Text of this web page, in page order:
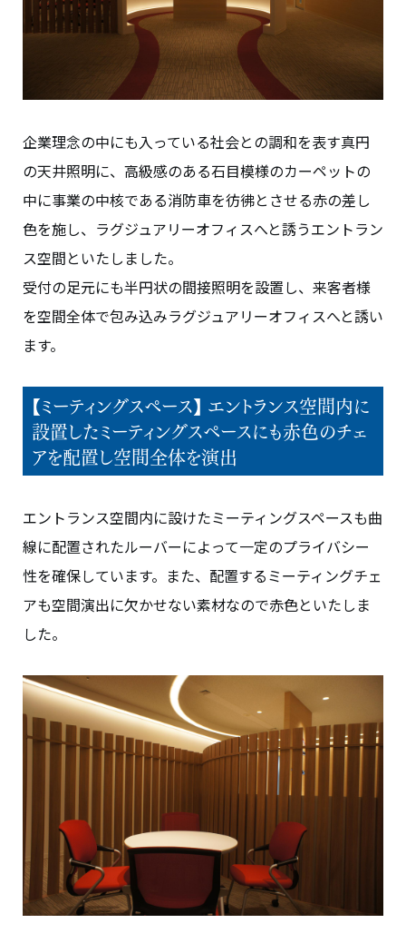
企業理念の中にも入っている社会との調和を表す真円
の天井照明に、高級感のある石目模様のカーペットの
中に事業の中核である消防車を彷彿とさせる赤の差し
色を施し、ラグジュアリーオフィスへと誘うエントラン
ス空間といたしました。
受付の足元にも半円状の間接照明を設置し、来客者様
を空間全体で包み込みラグジュアリーオフィスへと誘い
ます。
【ミーティングスペース】 エントランス空間内に
設置したミーティングスペースにも赤色のチェ
アを配置し空間全体を演出
エントランス空間内に設けたミーティングスペースも曲
線に配置されたルーバーによって一定のプライバシー
性を確保しています。また、配置するミーティングチェ
アも空間演出に欠かせない素材なので赤色といたしま
した。